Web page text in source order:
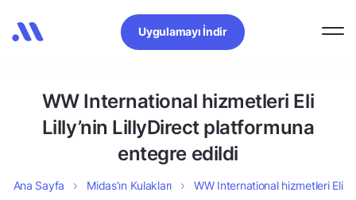
Uygulamayı İndir
WW International hizmetleri Eli
Lilly’nin LillyDirect platformuna
entegre edildi
Ana Sayfa Midas’ın Kulakları
WW International hizmetleri Eli